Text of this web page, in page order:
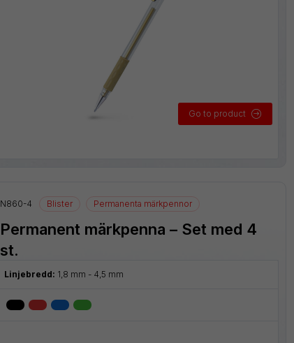
Go to product
N860-4 Blister Permanenta märkpennor
Permanent märkpenna – Set med 4
st.
Linjebredd: 1,8 mm - 4,5 mm